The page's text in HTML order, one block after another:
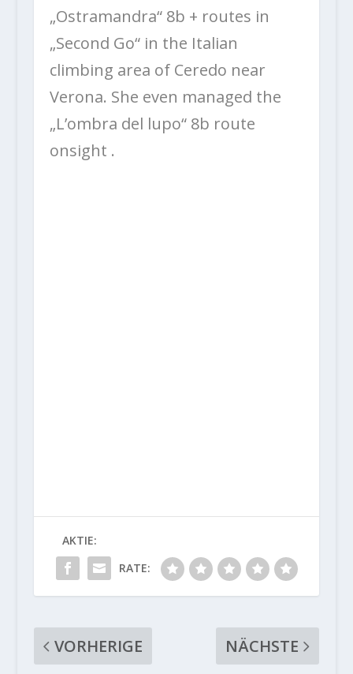
„Ostramandra“ 8b + routes in
„Second Go“ in the Italian
climbing area of ​​Ceredo near
Verona. She even managed the
„L’ombra del lupo“ 8b route
onsight .
AKTIE:
RATE:
VORHERIGE
NÄCHSTE